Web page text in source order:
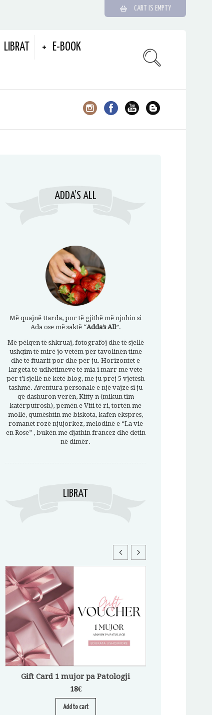
CART IS EMPTY
LIBRAT E-BOOK
ADDA’S ALL
Më quajnë Uarda, por të gjithë më njohin si
Ada ose më saktë “Adda’s All”.
Më pëlqen të shkruaj, fotografoj dhe të sjellë
ushqim të mirë jo vetëm për tavolinën time
dhe të ftuarit por dhe për ju. Horizontet e
largëta të udhëtimeve të mia i marr me vete
për t’i sjellë në këtë blog, me ju prej 5 vjetësh
tashmë. Aventura personale e një vajze si ju
që dashuron verën, Kitty-n (mikun tim
katërputrosh), pemën e Viti të ri, tortën me
mollë, qumështin me biskota, kafen ekspres,
romanet rozë njujorkez, melodinë e “La vie
en Rose” , bukën me djathin francez dhe detin
në dimër.
LIBRAT
Gift Card 1 mujor pa Patologji
18€
Add to cart